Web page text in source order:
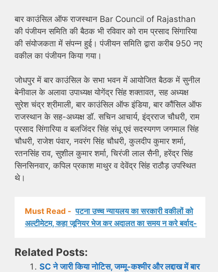
बार काउंसिल ऑफ राजस्थान Bar Council of Rajasthan
की पंजीयन समिति की बैठक भी रविवार को राम प्रसाद सिंगारिया
की संयोजकता में संपन्न हुई। पंजीयन समिति द्वारा करीब 950 नए
वकील का पंजीयन किया गया।
जोधपुर में बार काउंसिल के सभा भवन में आयोजित बैठक में सुनील
बेनीवाल के अलावा उपाध्यक्ष योगेंद्र सिंह शक्तावत, सह अध्यक्ष
सुरेश चंद्र श्रीमाली, बार काउंसिल ऑफ इंडिया, बार कौंसिल ऑफ
राजस्थान के सह-अध्यक्ष डॉ. सचिन आचार्य, इंद्रराज चौधरी, राम
प्रसाद सिंगारिया व बलजिंदर सिंह संधू एवं सदस्यगण जगमाल सिंह
चौधरी, राजेश पंवार, नवरंग सिंह चौधरी, कुलदीप कुमार शर्मा,
रतनसिंह राव, सुशील कुमार शर्मा, चिरंजी लाल सैनी, हरेंद्र सिंह
सिनसिनवार, कपिल प्रकाश माथुर व देवेंद्र सिंह राठौड़ उपस्थित
थे।
Must Read - पटना उच्च न्यायलय का सरकारी वकीलों को
अल्टीमेटम, कहा जूनियर भेज कर अदालत का समय न करे बर्वाद-
Related Posts:
SC ने जारी किया नोटिस, जम्मू-कश्मीर और लद्दाख में बार